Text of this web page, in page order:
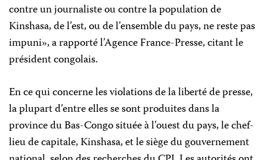
contre un journaliste ou contre la population de
Kinshasa, de l’est, ou de l’ensemble du pays, ne reste pas
impuni», a rapporté l’Agence France-Presse, citant le
président congolais.
En ce qui concerne les violations de la liberté de presse,
la plupart d’entre elles se sont produites dans la
province du Bas-Congo située à l’ouest du pays, le chef-
lieu de capitale, Kinshasa, et le siège du gouvernement